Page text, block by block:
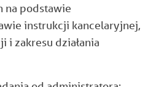
na podstawie
instrukcji kancelaryjnej,
zakresu działania